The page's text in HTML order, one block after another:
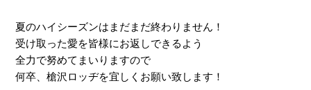
夏のハイシーズンはまだまだ終わりません！
受け取った愛を皆様にお返しできるよう
全力で努めてまいりますので
何卒、槍沢ロッヂを宜しくお願い致します！